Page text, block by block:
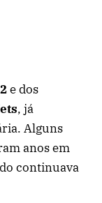
e dos
, já
Alguns
anos em
continuava